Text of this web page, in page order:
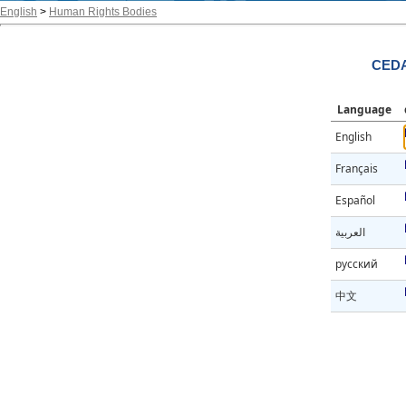
English > Human Rights Bodies
Language
English
Français
Español
العربية
русский
中文